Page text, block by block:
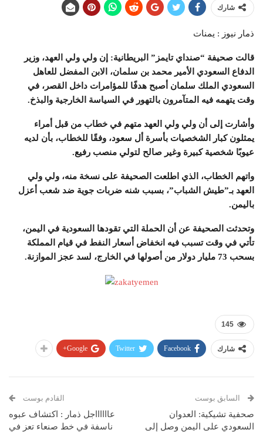
شارك
ذمار نيوز : يمنات
قالت صحيفة “صنداي تايمز” البريطانية: إن ولي ولي العهد، وزير
الدفاع السعودي الأمير محمد بن سلمان، الابن المفضل للعاهل
السعودي الملك سلمان أصبح هدفًا للمؤامرات داخل القصر، في
وقت يتهمه فيه المتآمرون بالتهور في السياسة الخارجية والبذخ.
وأشارت إلى أن ولي ولي العهد متهم في خطاب من قبل أمراء
يمثلون كبار الشخصيات بأسرة أل سعود، وفقًا للخطاب، بأن لديه
عيوبًا شخصية كبيرة وغير صالح لتولي منصب رفيع.
واتهم الخطاب، الذي اطلعت الصحيفة على نسخة منه، ولي ولي
العهد بـ”طيش الشباب”، بسبب شنه ضربات جوية ضد شعب أعزل
باليمن.
وتحدثت الصحيفة عن أن الحملة التي تقودها السعودية في اليمن،
تأتي في وقت تسبب فيه انخفاض أسعار النفط في قيام المملكة
بسحب 73 مليار دولار من أصولها في الخارج، لسد عجز الموازنة.
145
شارك Facebook
Twitter
Google+
السابق بوست
صحفية تشيكية: العدوان
السعودي على اليمن وصل إلى
القادم بوست
عااااااجل ذمار : اكتشاف عبوه
ناسفة في خط صنعاء تعز في